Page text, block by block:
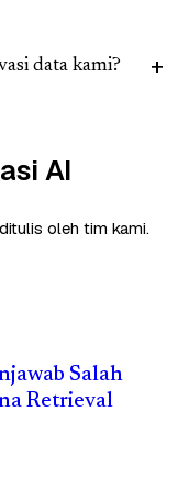
data kami?
AI
oleh tim kami.
Salah
Retrieval